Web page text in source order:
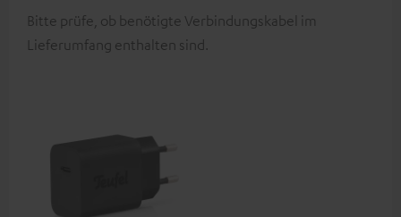
Bitte prüfe, ob benötigte Verbindungskabel im
Lieferumfang enthalten sind.